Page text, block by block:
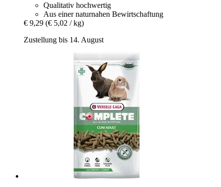
Qualitativ hochwertig
Aus einer naturnahen Bewirtschaftung
€ 9,29 (€ 5,02 / kg)
Zustellung bis 14. August